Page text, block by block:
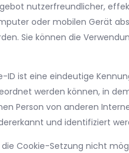
nutzerfreundlicher,
oder mobilen Gerät
Sie können die
ID ist eine eindeutige
werden können, in
Person von anderen
und identifiziert
Cookie-Setzung nicht